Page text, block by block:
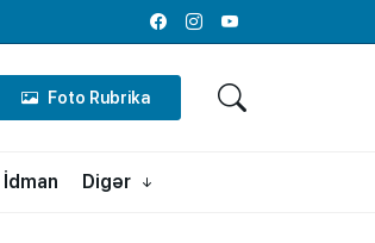
FacebookInstagramYoutube
Foto Rubrika
İdman Digər